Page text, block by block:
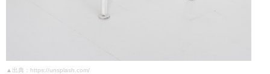
▲出典：https://unsplash.com/